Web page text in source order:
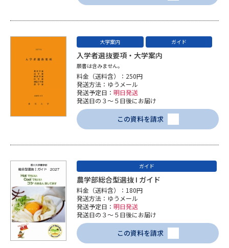
大学案内 ガイド
入学者選抜要項・大学案内
願書は含みません。
料金（送料含）：250円
発送方法：ゆうメール
発送予定日： 明日発送
発送日の３～５日後にお届け
この資料を請求
ガイド
農学部総合型選抜 I ガイド
料金（送料含）：180円
発送方法：ゆうメール
発送予定日： 明日発送
発送日の３～５日後にお届け
この資料を請求